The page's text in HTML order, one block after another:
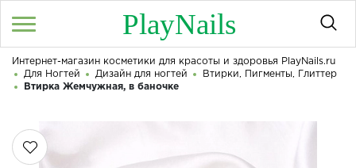
PlayNails
Войти Регистрация
Здравствуйте! Что вы ищете?
Интернет-магазин косметики для красоты и здоровья PlayNails.ru
Для Ногтей
Дизайн для ногтей
Втирки, Пигменты, Глиттер
Втирка Жемчужная, в баночке